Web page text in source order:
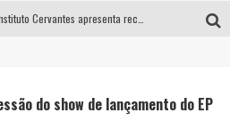
do show de lançamento do EP